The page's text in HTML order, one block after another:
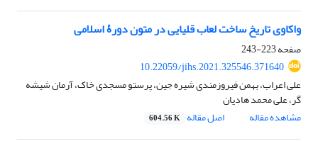
واکاوی تاریخ ساخت لعاب قلیایی در متون دورۀ اسلامی
صفحه223-243
10.22059/jihs.2021.325546.371640
علی اعراب، بهمن فیروزمندی شیره جین، پرستو مسجدی خاک، آرمان شیشه
گر، علی محمد هادیان
مشاهده مقاله
اصل مقاله 604.56 K